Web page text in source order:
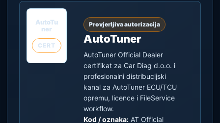
AutoTu
ner
CERT
Provjerljiva autorizacija
AutoTuner
AutoTuner Official Dealer
certifikat za Car Diag d.o.o. i
profesionalni distribucijski
kanal za AutoTuner ECU/TCU
opremu, licence i FileService
workflow.
Kod / oznaka: AT Official